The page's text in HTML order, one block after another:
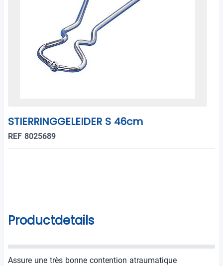
STIERRINGGELEIDER S 46cm
REF 8025689
Productdetails
Assure une très bonne contention atraumatique